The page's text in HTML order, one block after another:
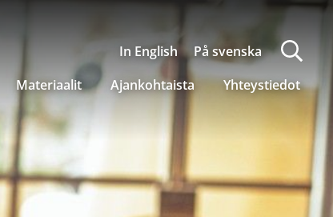
Materiaalit Ajankohtaista Yhteystiedot
In English På svenska